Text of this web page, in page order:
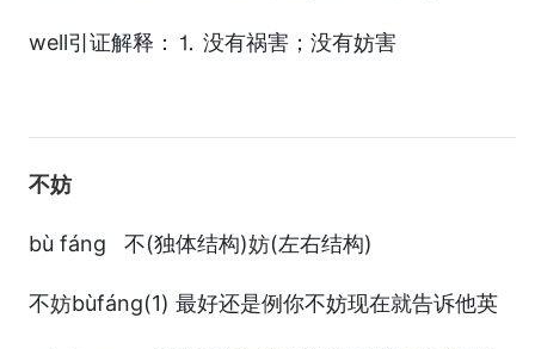
well引证解释：⒈ 没有祸害；没有妨害
不妨
bù fáng 不(独体结构)妨(左右结构)
不妨bùfáng(1) 最好还是例你不妨现在就告诉他英